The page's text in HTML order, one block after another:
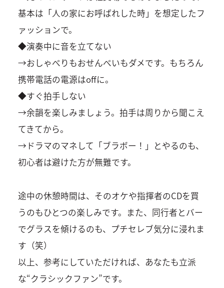
基本は「人の家にお呼ばれした時」を想定したフ
ァッションで。
◆演奏中に音を立てない
→おしゃべりもおせんべいもダメです。もちろん
携帯電話の電源はoffに。
◆すぐ拍手しない
→余韻を楽しみましょう。拍手は周りから聞こえ
てきてから。
→ドラマのマネして「ブラボー！」とやるのも、
初心者は避けた方が無難です。
途中の休憩時間は、そのオケや指揮者のCDを買
うのもひとつの楽しみです。また、同行者とバー
でグラスを傾けるのも、プチセレブ気分に浸れま
す（笑）
以上、参考にしていただければ、あなたも立派
な“クラシックファン”です。